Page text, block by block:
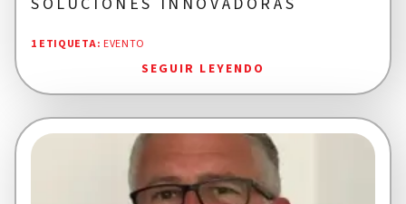
1 ETIQUETA: EVENTO
SEGUIR LEYENDO